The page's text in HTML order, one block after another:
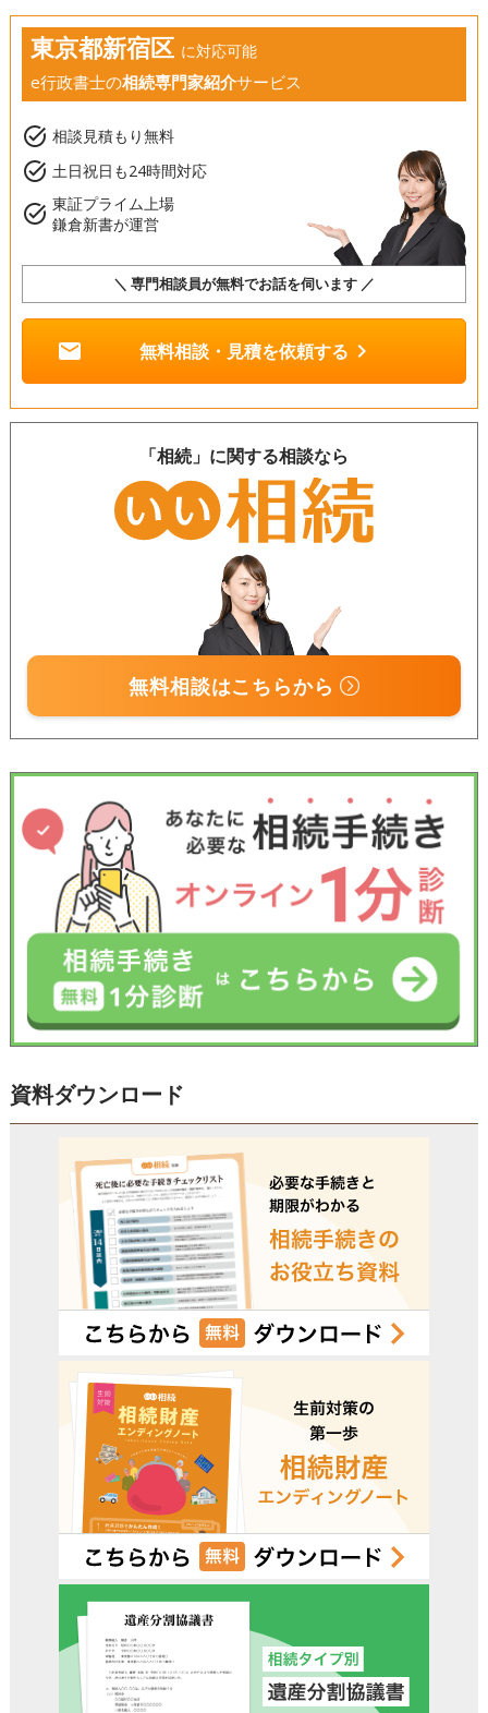
東京都新宿区 に対応可能
e行政書士の相続専門家紹介サービス
task_alt 相談見積もり無料
task_alt 土日祝日も24時間対応
task_alt 東証プライム上場
鎌倉新書が運営
＼ 専門相談員が無料でお話を伺います ／
mail 無料相談・見積を依頼する chevron_right
「相続」に関する相談なら
無料相談はこちらから
資料ダウンロード